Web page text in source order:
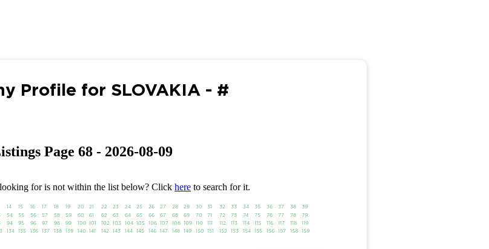
Profile for SLOVAKIA - #
Page 68 - 2026-08-09
for is not within the list below? Click here to search for it.
14 15 16 17 18 19 20 21 22 23 24 25 26 27 28 29 30 31 32 33 34 35 36 37 38
39
54 55 56 57 58 59 60 61 62 63 64 65 66 67 68 69 70 71 72 73 74 75 76 77 78
79
94 95 96 97 98 99 100 101 102 103 104 105 106 107 108 109 110 112 113 114 115 116 117 118
119
134 135 136 137 138 139 140 141 142 143 144 145 146 147 148 149 150 151 152 153 154 155 156 157 158
159